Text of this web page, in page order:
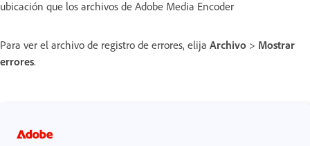
ubicación que los archivos de Adobe Media Encoder
Para ver el archivo de registro de errores, elija Archivo > Mostrar
errores.